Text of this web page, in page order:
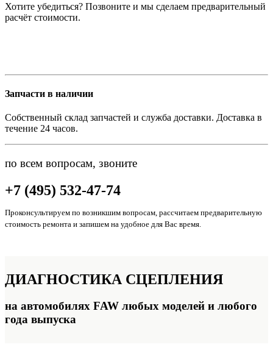
Хотите убедиться? Позвоните и мы сделаем предварительный
расчёт стоимости.
Запчасти в наличии
Собственный склад запчастей и служба доставки. Доставка в
течение 24 часов.
по всем вопросам, звоните
+7 (495) 532-47-74
Проконсультируем по возникшим вопросам, рассчитаем предварительную
стоимость ремонта и запишем на удобное для Вас время.
ДИАГНОСТИКА СЦЕПЛЕНИЯ
на автомобилях FAW любых моделей и любого
года выпуска